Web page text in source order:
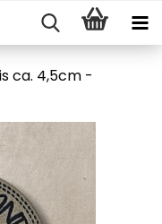
ca. 4,5cm -